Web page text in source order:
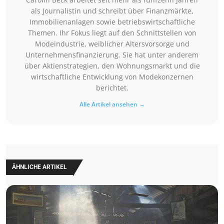
als Journalistin und schreibt über Finanzmärkte,
Immobilienanlagen sowie betriebswirtschaftliche
Themen. Ihr Fokus liegt auf den Schnittstellen von
Modeindustrie, weiblicher Altersvorsorge und
Unternehmensfinanzierung. Sie hat unter anderem
über Aktienstrategien, den Wohnungsmarkt und die
wirtschaftliche Entwicklung von Modekonzernen
berichtet.
Alle Artikel ansehen →
ÄHNLICHE ARTIKEL